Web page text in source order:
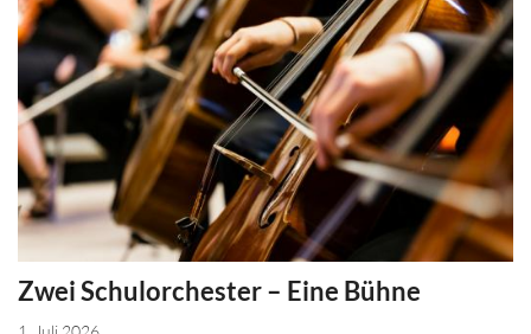
Zwei Schulorchester – Eine Bühne